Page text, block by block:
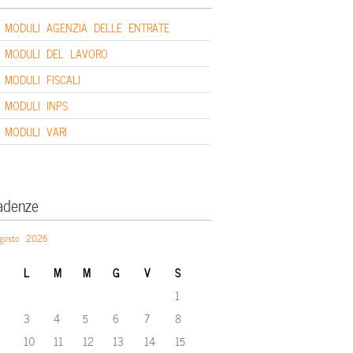
MODULI AGENZIA DELLE ENTRATE
MODULI DEL LAVORO
MODULI FISCALI
MODULI INPS
MODULI VARI
2026
L M M G V S
1
3 4 5 6 7
8
10 11 12 13 14
15